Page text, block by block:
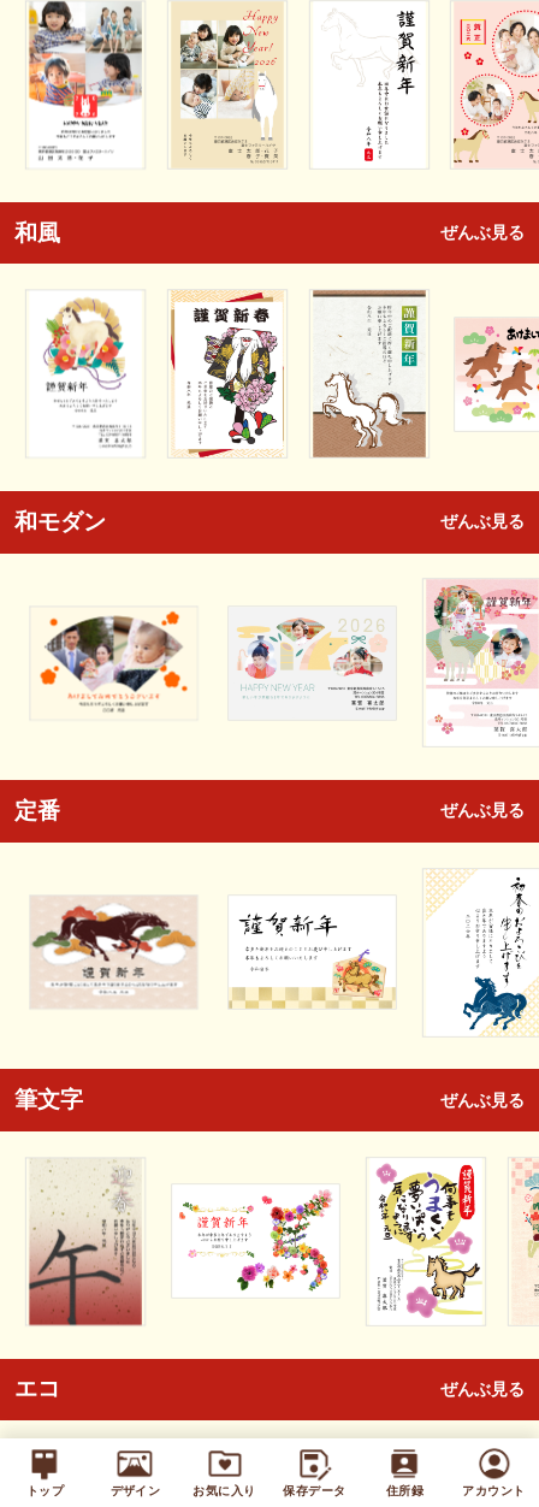
トップ デザイン お気に入り 保存データ 住所録 アカウント
和風 ぜんぶ見る
和モダン ぜんぶ見る
定番 ぜんぶ見る
筆文字 ぜんぶ見る
エコ ぜんぶ見る